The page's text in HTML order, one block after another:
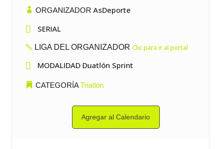
ORGANIZADOR AsDeporte
 SERIAL
LIGA DEL ORGANIZADOR Clic para ir al portal
 MODALIDAD Duatlón Sprint
CATEGORÍATriatlón
Agregar al Calendario